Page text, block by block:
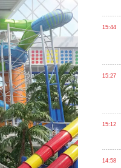
15:44
15:27
15:12
14:58